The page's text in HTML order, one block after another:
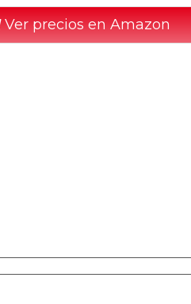
Ver precios en Amazon